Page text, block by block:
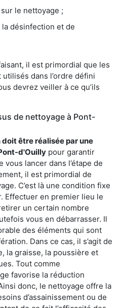
le nettoyage ;
désinfection et de
il est primordial que les
dans l’ordre défini
devrez veiller à ce qu’ils
de nettoyage à Pont-
être réalisée par une
d'Ouilly pour garantir
lancer dans l’étape de
il est primordial de
C’est là une condition fixe
Effectuer en premier lieu le
un certain nombre
vous en débarrasser. Il
des éléments qui sont
Dans ce cas, il s’agit de
la graisse, la poussière et
Tout comme
favorise la réduction
donc, le nettoyage offre la
d’assainissement ou de